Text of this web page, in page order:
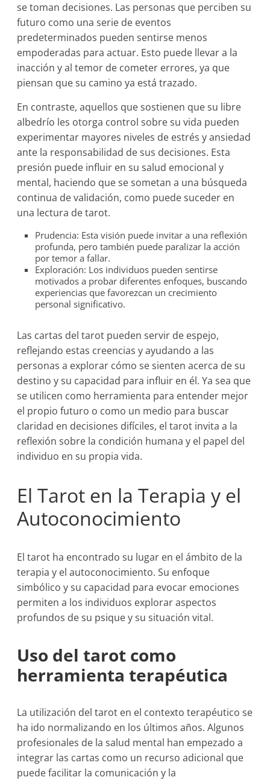
se toman decisiones. Las personas que perciben su
futuro como una serie de eventos
predeterminados pueden sentirse menos
empoderadas para actuar. Esto puede llevar a la
inacción y al temor de cometer errores, ya que
piensan que su camino ya está trazado.
En contraste, aquellos que sostienen que su libre
albedrío les otorga control sobre su vida pueden
experimentar mayores niveles de estrés y ansiedad
ante la responsabilidad de sus decisiones. Esta
presión puede influir en su salud emocional y
mental, haciendo que se sometan a una búsqueda
continua de validación, como puede suceder en
una lectura de tarot.
Prudencia: Esta visión puede invitar a una reflexión
profunda, pero también puede paralizar la acción
por temor a fallar.
Exploración: Los individuos pueden sentirse
motivados a probar diferentes enfoques, buscando
experiencias que favorezcan un crecimiento
personal significativo.
Las cartas del tarot pueden servir de espejo,
reflejando estas creencias y ayudando a las
personas a explorar cómo se sienten acerca de su
destino y su capacidad para influir en él. Ya sea que
se utilicen como herramienta para entender mejor
el propio futuro o como un medio para buscar
claridad en decisiones difíciles, el tarot invita a la
reflexión sobre la condición humana y el papel del
individuo en su propia vida.
El Tarot en la Terapia y el
Autoconocimiento
El tarot ha encontrado su lugar en el ámbito de la
terapia y el autoconocimiento. Su enfoque
simbólico y su capacidad para evocar emociones
permiten a los individuos explorar aspectos
profundos de su psique y su situación vital.
Uso del tarot como
herramienta terapéutica
La utilización del tarot en el contexto terapéutico se
ha ido normalizando en los últimos años. Algunos
profesionales de la salud mental han empezado a
integrar las cartas como un recurso adicional que
puede facilitar la comunicación y la